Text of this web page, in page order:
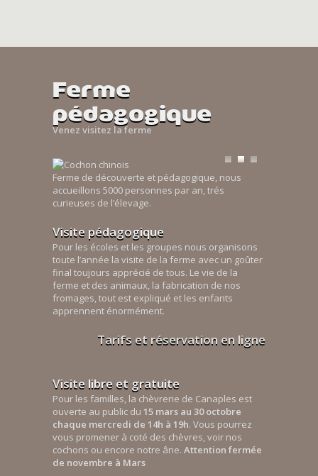
Ferme
pédagogique
Venez visitez la ferme
Ferme de découverte et pédagogique, nous
accueillons 5000 personnes par an, trés
curieuses de l’élevage.
Visite pédagogique
Pour les écoles et les groupes nous organisons
toute l’année la visite de la ferme avec un goûter
final toujours apprécié de tous. Le vie de la
ferme et des animaux, la fabrication de nos
fromages, tout est expliqué et les enfants
apprennent énormément.
Tarifs et réservation en ligne
Visite libre et gratuite
Pour les familles, la chèvrerie de Canaples est
ouverte au public du 15 mars au 30 octobre
chaque mercredi de 14h à 19h. Vous pourrez
vous promener à coté des chèvres, voir nos
cochons ou encore notre âne. Attention fermée
de novembre à Mars